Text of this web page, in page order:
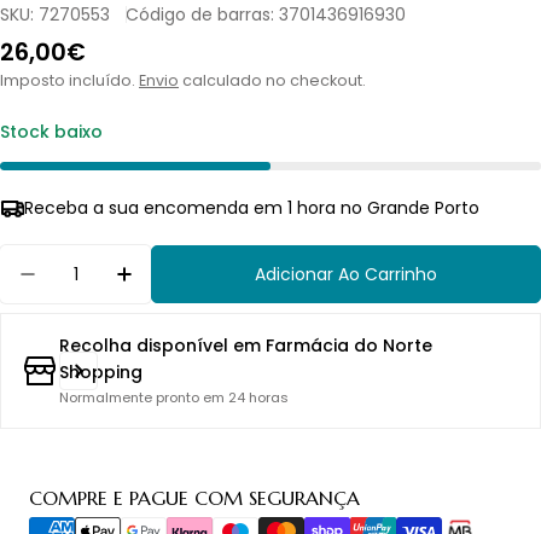
SKU: 7270553 Código de barras: 3701436916930
Preço
normal
26,00€
Imposto incluído. Envio calculado no checkout.
Stock baixo
Receba a sua encomenda em 1 hora no Grande Porto
Diminuir Quantidade Para Phyto Reparação
Aumentar Quantidade Para Phyto
Adicionar Ao Carrinho
Recolha disponível em Farmácia do Norte
Shopping
Normalmente pronto em 24 horas
COMPRE E PAGUE COM SEGURANÇA
Métodos
de